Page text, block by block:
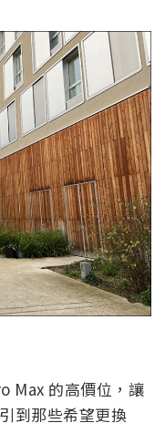
Max 的高價位，讓
到那些希望更換